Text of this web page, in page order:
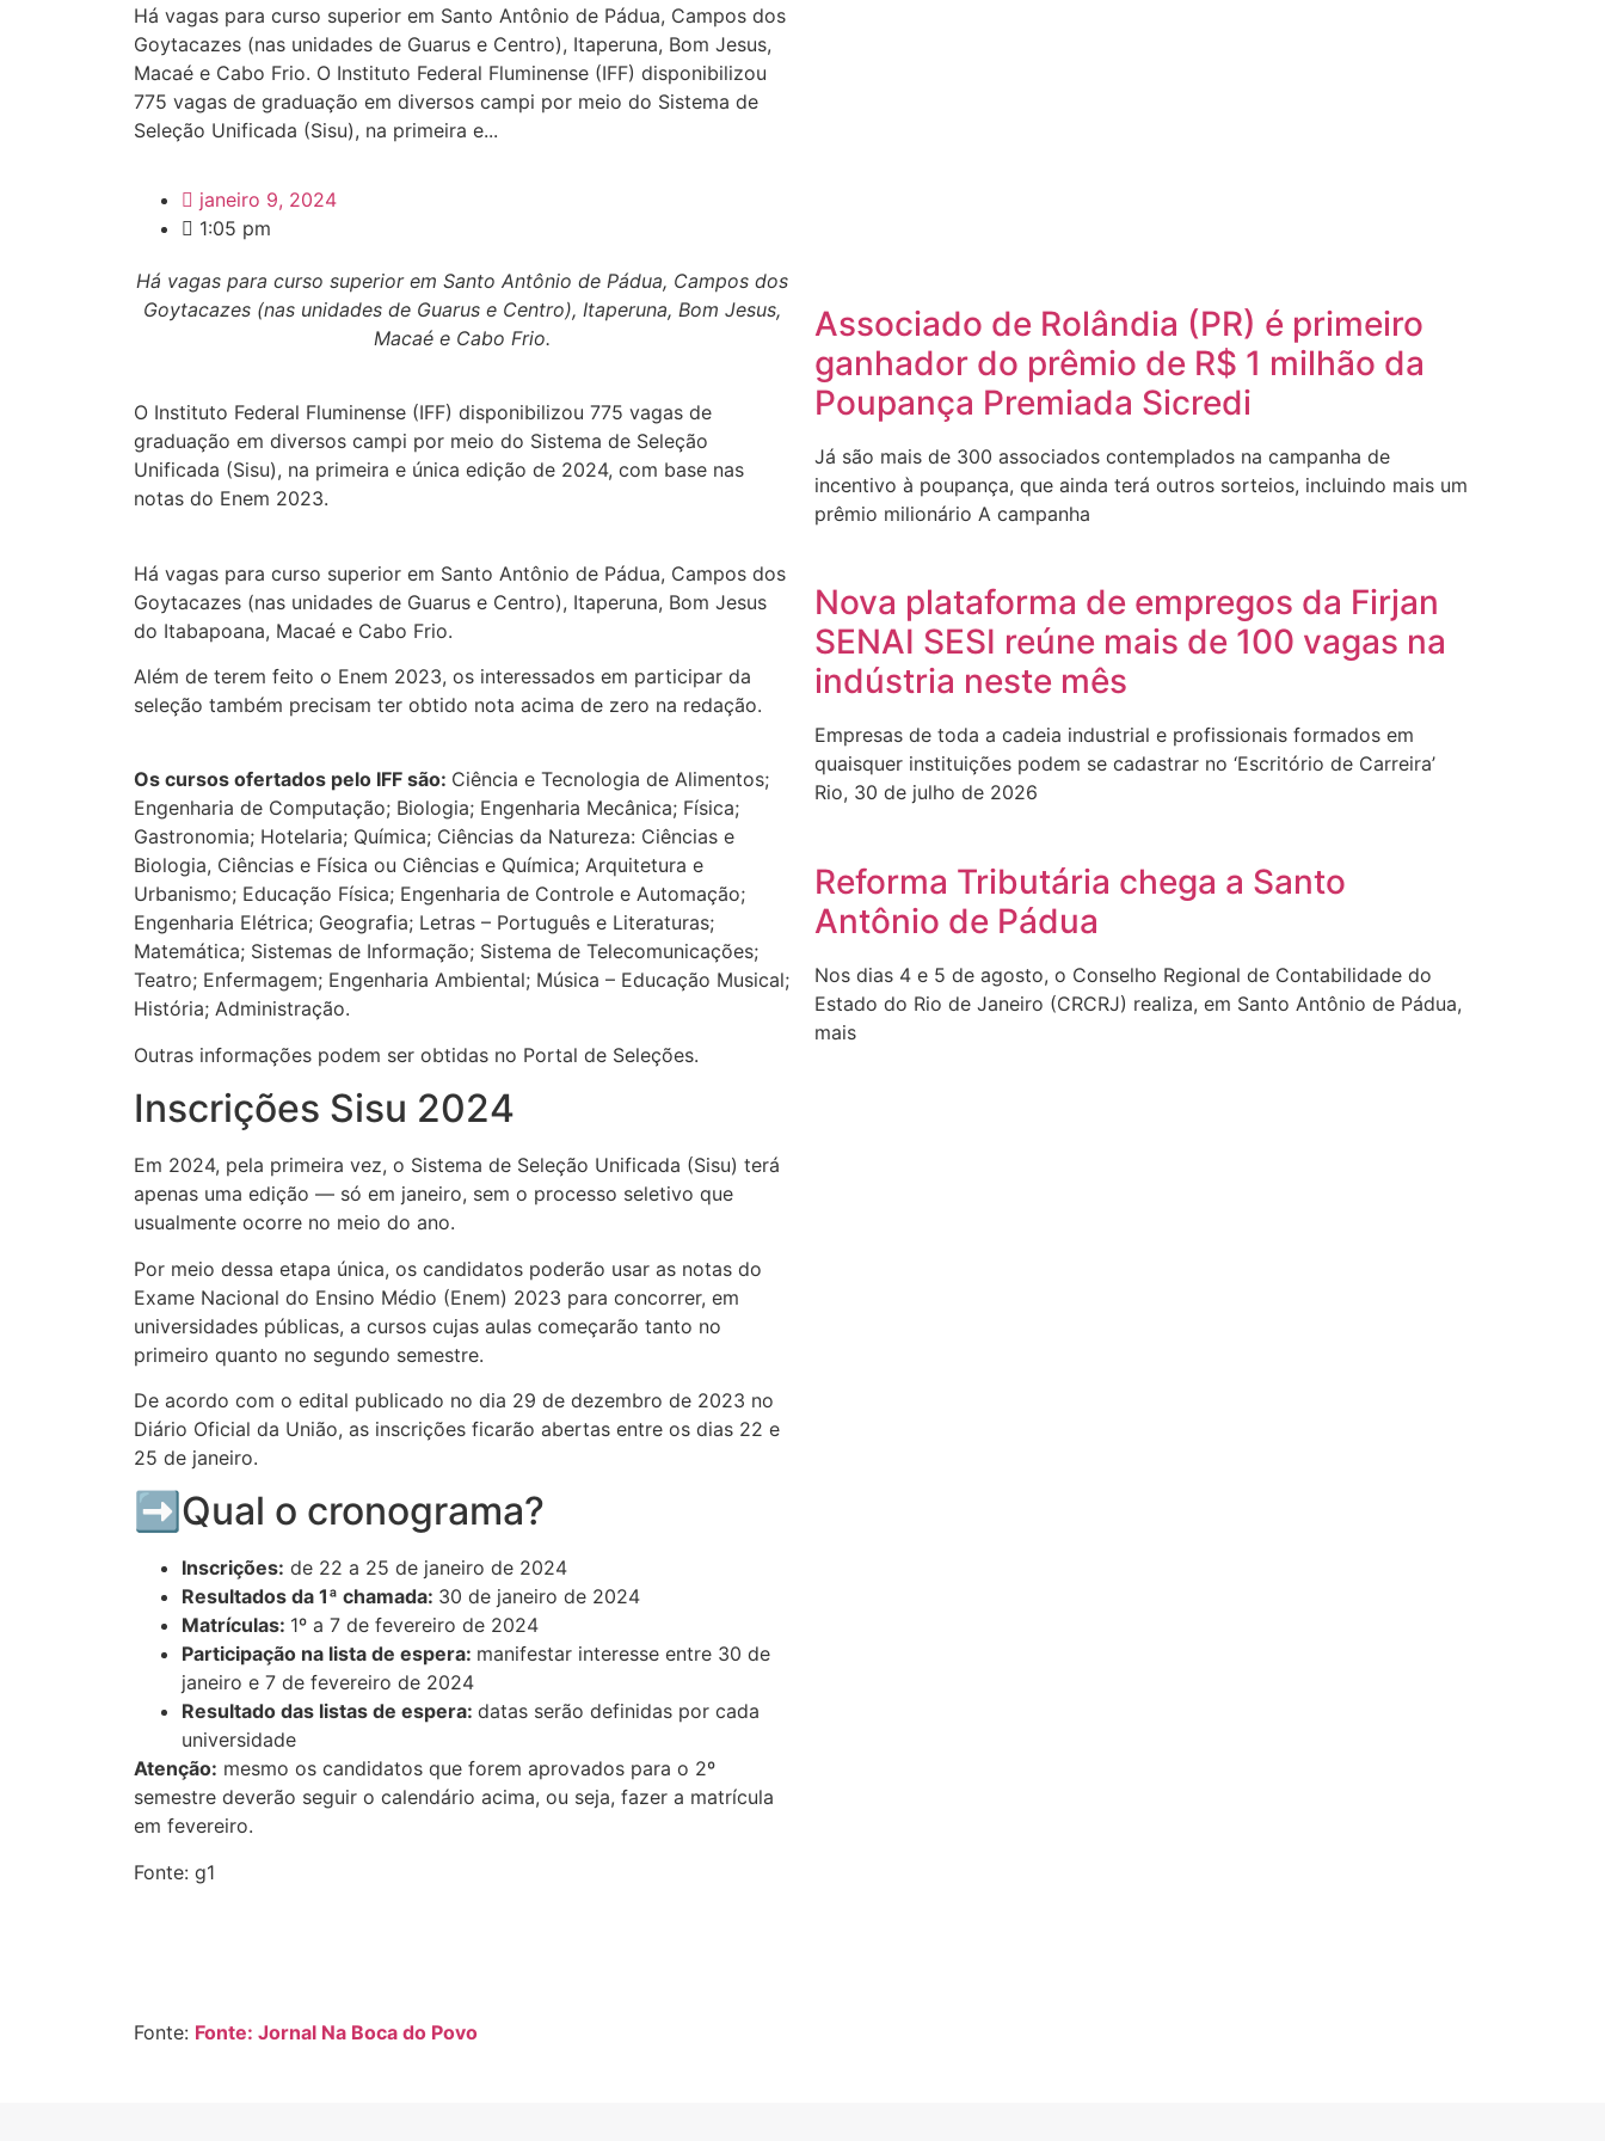
Há vagas para curso superior em Santo Antônio de Pádua, Campos dos
Goytacazes (nas unidades de Guarus e Centro), Itaperuna, Bom Jesus,
Macaé e Cabo Frio. O Instituto Federal Fluminense (IFF) disponibilizou
775 vagas de graduação em diversos campi por meio do Sistema de
Seleção Unificada (Sisu), na primeira e...
janeiro 9, 2024
1:05 pm
Há vagas para curso superior em Santo Antônio de Pádua, Campos dos
Goytacazes (nas unidades de Guarus e Centro), Itaperuna, Bom Jesus,
Macaé e Cabo Frio.
O Instituto Federal Fluminense (IFF) disponibilizou 775 vagas de
graduação em diversos campi por meio do Sistema de Seleção
Unificada (Sisu), na primeira e única edição de 2024, com base nas
notas do Enem 2023.
Há vagas para curso superior em Santo Antônio de Pádua, Campos dos
Goytacazes (nas unidades de Guarus e Centro), Itaperuna, Bom Jesus
do Itabapoana, Macaé e Cabo Frio.
Além de terem feito o Enem 2023, os interessados em participar da
seleção também precisam ter obtido nota acima de zero na redação.
Os cursos ofertados pelo IFF são: Ciência e Tecnologia de Alimentos;
Engenharia de Computação; Biologia; Engenharia Mecânica; Física;
Gastronomia; Hotelaria; Química; Ciências da Natureza: Ciências e
Biologia, Ciências e Física ou Ciências e Química; Arquitetura e
Urbanismo; Educação Física; Engenharia de Controle e Automação;
Engenharia Elétrica; Geografia; Letras – Português e Literaturas;
Matemática; Sistemas de Informação; Sistema de Telecomunicações;
Teatro; Enfermagem; Engenharia Ambiental; Música – Educação Musical;
História; Administração.
Outras informações podem ser obtidas no Portal de Seleções.
Inscrições Sisu 2024
Em 2024, pela primeira vez, o Sistema de Seleção Unificada (Sisu) terá
apenas uma edição — só em janeiro, sem o processo seletivo que
usualmente ocorre no meio do ano.
Por meio dessa etapa única, os candidatos poderão usar as notas do
Exame Nacional do Ensino Médio (Enem) 2023 para concorrer, em
universidades públicas, a cursos cujas aulas começarão tanto no
primeiro quanto no segundo semestre.
De acordo com o edital publicado no dia 29 de dezembro de 2023 no
Diário Oficial da União, as inscrições ficarão abertas entre os dias 22 e
25 de janeiro.
➡️Qual o cronograma?
Inscrições: de 22 a 25 de janeiro de 2024
Resultados da 1ª chamada: 30 de janeiro de 2024
Matrículas: 1º a 7 de fevereiro de 2024
Participação na lista de espera: manifestar interesse entre 30 de
janeiro e 7 de fevereiro de 2024
Resultado das listas de espera: datas serão definidas por cada
universidade
Atenção: mesmo os candidatos que forem aprovados para o 2º
semestre deverão seguir o calendário acima, ou seja, fazer a matrícula
em fevereiro.
Fonte: g1
Fonte: Fonte: Jornal Na Boca do Povo
Associado de Rolândia (PR) é primeiro
ganhador do prêmio de R$ 1 milhão da
Poupança Premiada Sicredi
Já são mais de 300 associados contemplados na campanha de
incentivo à poupança, que ainda terá outros sorteios, incluindo mais um
prêmio milionário A campanha
Nova plataforma de empregos da Firjan
SENAI SESI reúne mais de 100 vagas na
indústria neste mês
Empresas de toda a cadeia industrial e profissionais formados em
quaisquer instituições podem se cadastrar no ‘Escritório de Carreira’
Rio, 30 de julho de 2026
Reforma Tributária chega a Santo
Antônio de Pádua
Nos dias 4 e 5 de agosto, o Conselho Regional de Contabilidade do
Estado do Rio de Janeiro (CRCRJ) realiza, em Santo Antônio de Pádua,
mais